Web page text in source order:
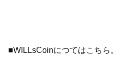
■WILLsCoinにつてはこちら。